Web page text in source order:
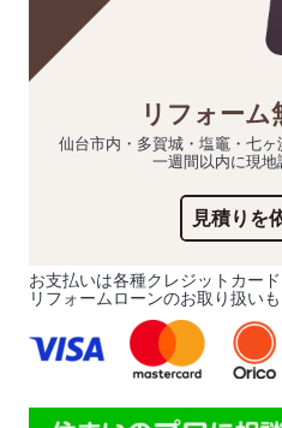
リフォーム
仙台市内・多賀城・塩竈・七
一週間以内に現地
見積りを
お支払いは各種クレジットカード
リフォームローンのお取り扱いも